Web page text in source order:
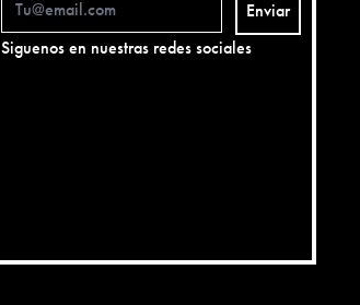
Enviar
Siguenos en nuestras redes sociales